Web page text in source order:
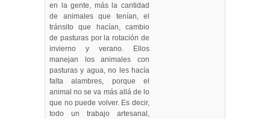
en la gente, más la cantidad
de animales que tenían, el
tránsito que hacían, cambio
de pasturas por la rotación de
invierno y verano. Ellos
manejan los animales con
pasturas y agua, no les hacía
falta alambres, porque el
animal no se va más allá de lo
que no puede volver. Es decir,
todo un trabajo artesanal,